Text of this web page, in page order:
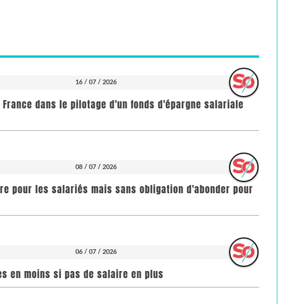
16 / 07 / 2026
dans le pilotage d'un fonds d'épargne salariale
08 / 07 / 2026
pour les salariés mais sans obligation d'abonder pour
06 / 07 / 2026
en moins si pas de salaire en plus